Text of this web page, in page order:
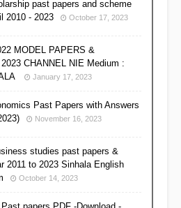
past papers and scheme
2010 - 2023
October 17, 2023
MODEL PAPERS &
CHANNEL NIE Medium :
January 17, 2023
Past Papers with Answers
November 16, 2023
studies past papers &
2011 to 2023 Sinhala English
October 14, 2023